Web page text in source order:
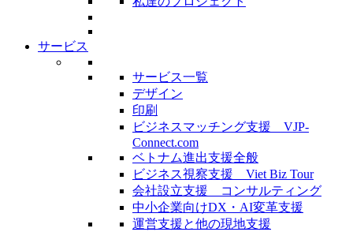
サービス
サービス一覧
デザイン
印刷
ビジネスマッチング支援 VJP-
Connect.com
ベトナム進出支援全般
ビジネス視察支援 Viet Biz Tour
会社設立支援 コンサルティング
中小企業向けDX・AI変革支援
運営支援と他の現地支援